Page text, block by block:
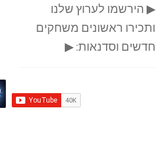
▶ הירשמו לערוץ שלנו
ותכירו ראשונים משחקים
חדשים וסדנאות: ▶